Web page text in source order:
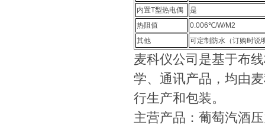
内置T型热电偶
是
热阻值
0.006℃/W/M2
其他
可定制防水（订购时说
麦科仪公司是基于布
学、通讯产品，均由
行生产和包装。
主营产品：葡萄汽酒